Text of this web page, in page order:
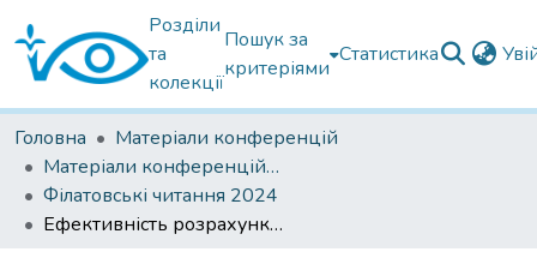
Розділи
та
колекції
Пошук за
критеріями
Статистика
Головна
Матеріали конференцій
Матеріали конференцій Інституту Філатова
Філатовські читання 2024
Ефективність розрахунку оптичної сили інтраокулярних лінз при факоемульсифікації вікової катаракти із застосуванням системи «ARGOS Image Guidance System»